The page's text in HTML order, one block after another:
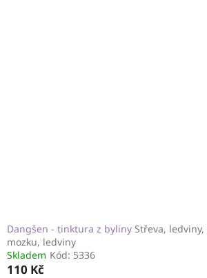
Dangšen - tinktura z byliny Střeva,
mozku, ledviny
Skladem Kód: 5336
110 Kč